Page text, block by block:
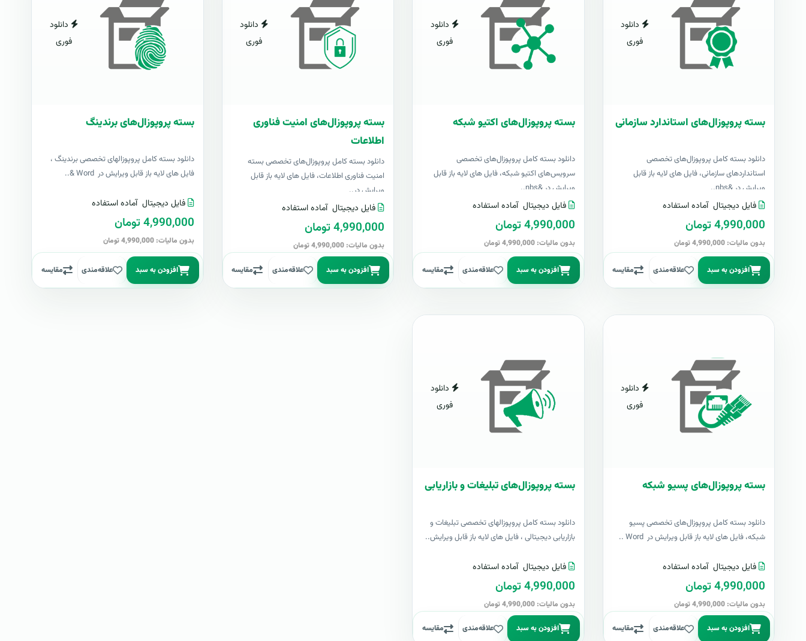
دانلود
فوری
بسته پروپوزال‌های استاندارد سازمانی
دانلود بسته کامل پروپوزال‌های تخصصی
استانداردهای سازمانی، فایل های لایه باز قابل
ویرایش در &nbs..
فایل دیجیتال آماده استفاده
4,990,000 تومان
بدون مالیات: 4,990,000 تومان
افزودن به سبد علاقه‌مندی مقایسه
دانلود
فوری
بسته پروپوزال‌های اکتیو شبکه
دانلود بسته کامل پروپوزال‌های تخصصی
سرویس‌های اکتیو شبکه، فایل های لایه باز قابل
ویرایش در &nbs..
فایل دیجیتال آماده استفاده
4,990,000 تومان
بدون مالیات: 4,990,000 تومان
افزودن به سبد علاقه‌مندی مقایسه
دانلود
فوری
بسته پروپوزال‌های امنیت فناوری
اطلاعات
دانلود بسته کامل پروپوزال‌های تخصصی بسته
امنیت فناوری اطلاعات، فایل های لایه باز قابل
ویرایش در..
فایل دیجیتال آماده استفاده
4,990,000 تومان
بدون مالیات: 4,990,000 تومان
افزودن به سبد علاقه‌مندی مقایسه
دانلود
فوری
بسته پروپوزال‌های برندینگ
دانلود بسته کامل پروپوزالهای تخصصی برندینگ ،
فایل های لایه باز قابل ویرایش در Word &..
فایل دیجیتال آماده استفاده
4,990,000 تومان
بدون مالیات: 4,990,000 تومان
افزودن به سبد علاقه‌مندی مقایسه
دانلود
فوری
بسته پروپوزال‌های پسیو شبکه
دانلود بسته کامل پروپوزال‌های تخصصی پسیو
شبکه، فایل های لایه باز قابل ویرایش در Word ..
فایل دیجیتال آماده استفاده
4,990,000 تومان
بدون مالیات: 4,990,000 تومان
افزودن به سبد علاقه‌مندی مقایسه
دانلود
فوری
بسته پروپوزال‌های تبلیغات و بازاریابی
دانلود بسته کامل پروپوزالهای تخصصی تبلیغات و
بازاریابی دیجیتالی ، فایل های لایه باز قابل ویرایش..
فایل دیجیتال آماده استفاده
4,990,000 تومان
بدون مالیات: 4,990,000 تومان
افزودن به سبد علاقه‌مندی مقایسه